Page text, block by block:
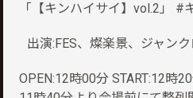
「【キンハイサイ】vol.2」 #
出演:FES、燦楽景、ジャン
OPEN:12時00分 START:12時